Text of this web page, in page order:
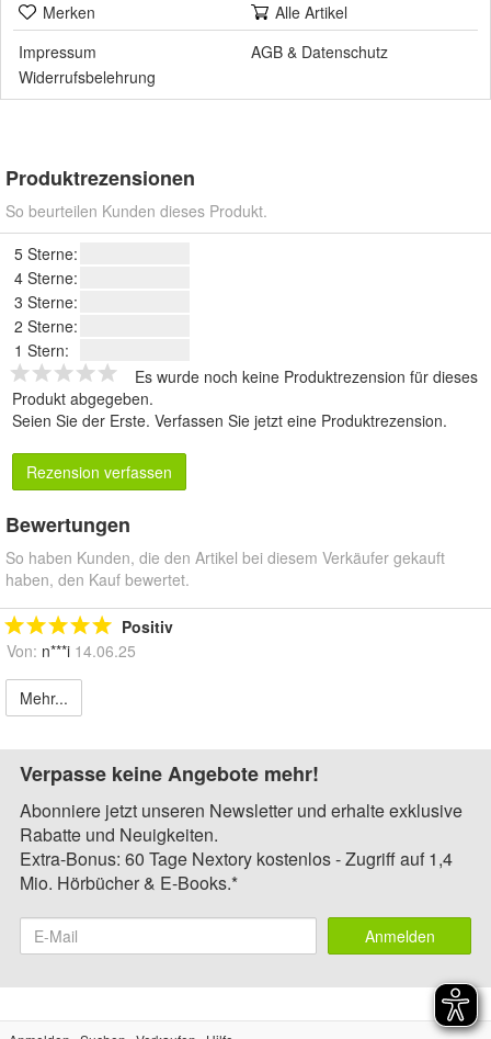
Merken
Alle Artikel
Impressum
AGB & Datenschutz
Widerrufsbelehrung
Produktrezensionen
So beurteilen Kunden dieses Produkt.
5 Sterne:
4 Sterne:
3 Sterne:
2 Sterne:
1 Stern:
Es wurde noch keine Produktrezension für dieses
Produkt abgegeben.
Seien Sie der Erste. Verfassen Sie jetzt eine Produktrezension.
Rezension verfassen
Bewertungen
So haben Kunden, die den Artikel bei diesem Verkäufer gekauft
haben, den Kauf bewertet.
Positiv
Von: n***i 14.06.25
Mehr...
Verpasse keine Angebote mehr!
Abonniere jetzt unseren Newsletter und erhalte exklusive
Rabatte und Neuigkeiten.
Extra-Bonus: 60 Tage Nextory kostenlos - Zugriff auf 1,4
Mio. Hörbücher & E-Books.*
Anmelden